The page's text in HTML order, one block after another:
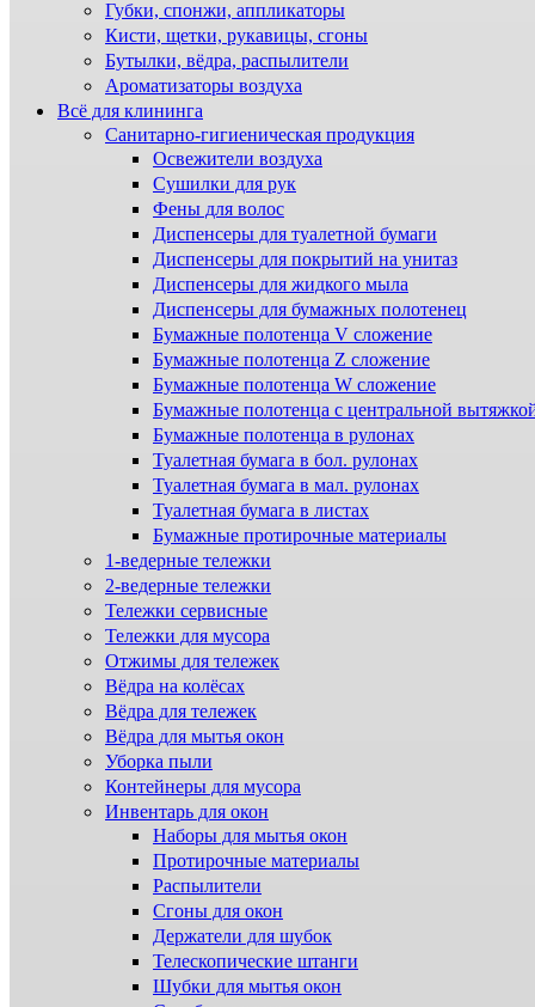
Губки, спонжи, аппликаторы
Кисти, щетки, рукавицы, сгоны
Бутылки, вёдра, распылители
Ароматизаторы воздуха
Всё для клининга
Санитарно-гигиеническая продукция
Освежители воздуха
Сушилки для рук
Фены для волос
Диспенсеры для туалетной бумаги
Диспенсеры для покрытий на унитаз
Диспенсеры для жидкого мыла
Диспенсеры для бумажных полотенец
Бумажные полотенца V сложение
Бумажные полотенца Z сложение
Бумажные полотенца W сложение
Бумажные полотенца с центральной
Бумажные полотенца в рулонах
Туалетная бумага в бол. рулонах
Туалетная бумага в мал. рулонах
Туалетная бумага в листах
Бумажные протирочные материалы
1-ведерные тележки
2-ведерные тележки
Тележки сервисные
Тележки для мусора
Отжимы для тележек
Вёдра на колёсах
Вёдра для тележек
Вёдра для мытья окон
Уборка пыли
Контейнеры для мусора
Инвентарь для окон
Наборы для мытья окон
Протирочные материалы
Распылители
Сгоны для окон
Держатели для шубок
Телескопические штанги
Шубки для мытья окон